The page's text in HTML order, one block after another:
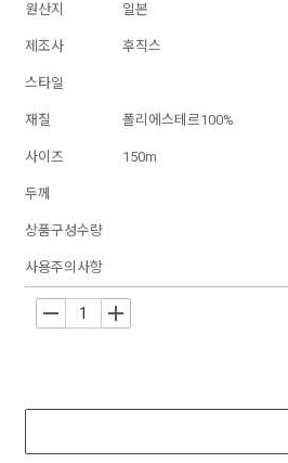
원산지 일본
제조사 후직스
스타일
재질 폴리에스테르100%
사이즈 150m
두께
상품구성수량
사용주의사항
+